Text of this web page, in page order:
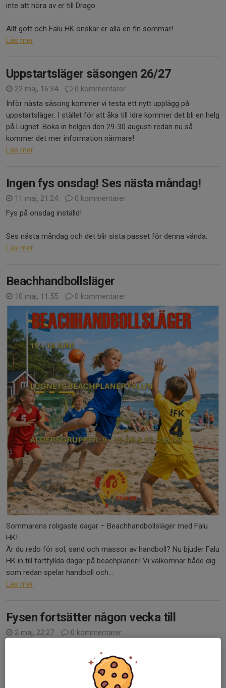
inte att höra av er till Drago.
Allt gött och Falu HK önskar er alla en fin sommar!
Läs mer
Uppstartsläger säsongen 26/27
22 maj, 16:34
0 kommentarer
Inför nästa säsong kommer vi testa ett nytt upplägg på
uppstartsläger. I stället för att åka till Idre kommer det bli en helg
på Lugnet. Boka in helgen den 29-30 augusti redan nu så
kommer det mer information närmare!
Läs mer
Ingen fys onsdag! Ses nästa måndag!
11 maj, 21:24
0 kommentarer
Fys på onsdag inställd!
Ses nästa måndag och det blir sista passet för denna vända.
Läs mer
Beachhandbollsläger
10 maj, 11:55 0 kommentarer
Sommarens roligaste dagar – Beachhandbollsläger med Falu
HK!
Är du redo för sol, sand och massor av handboll? Nu bjuder Falu
HK in till fartfyllda dagar på beachplanen! Vi välkomnar både dig
som redan spelar handboll och...
Läs mer
Fysen fortsätter någon vecka till
2 maj, 22:27
0 kommentarer
Bra uppslutning och spelarna krigar på så vi fortsätter med
gemensamma fysträningen 2 veckor till i maj så utvärderar vi hur
intresset är och ser då om vi tar ett break eller fortsätter maj